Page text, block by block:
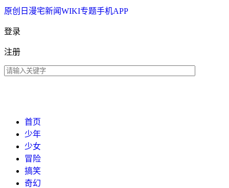
原创 日漫宅新闻WIKI专题手机APP
登录
注册
首页
少年
少女
冒险
搞笑
奇幻